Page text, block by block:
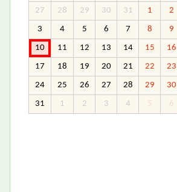
27
28 29 30 31 1 2
3 4 5 6 7 8 9
10 11 12 13 14 15 16
17 18 19 20 21 22 23
24 25 26 27 28 29 30
31 1 2 3 4 5 6